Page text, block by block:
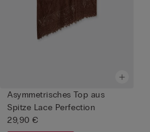
Asymmetrisches Top aus
Spitze Lace Perfection
29,90 €